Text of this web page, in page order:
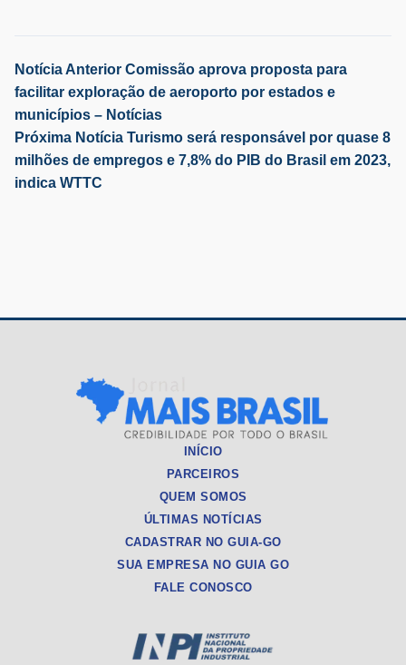
Navegação
de
Post
Notícia Anterior Comissão aprova proposta para
facilitar exploração de aeroporto por estados e
municípios – Notícias
Próxima Notícia Turismo será responsável por quase 8
milhões de empregos e 7,8% do PIB do Brasil em 2023,
indica WTTC
INÍCIO
PARCEIROS
QUEM SOMOS
ÚLTIMAS NOTÍCIAS
CADASTRAR NO GUIA-GO
SUA EMPRESA NO GUIA GO
FALE CONOSCO